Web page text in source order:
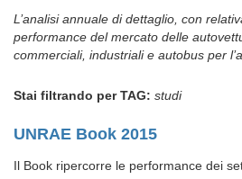
L’analisi annuale di dettaglio, con
performance del mercato delle
commerciali, industriali e autobus per
Stai filtrando per TAG: studi
UNRAE Book 2015
Il Book ripercorre le performance dei